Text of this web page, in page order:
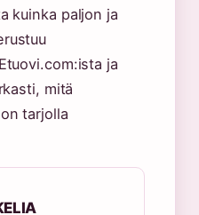
kuinka paljon ja
ja
mitä
tarjolla